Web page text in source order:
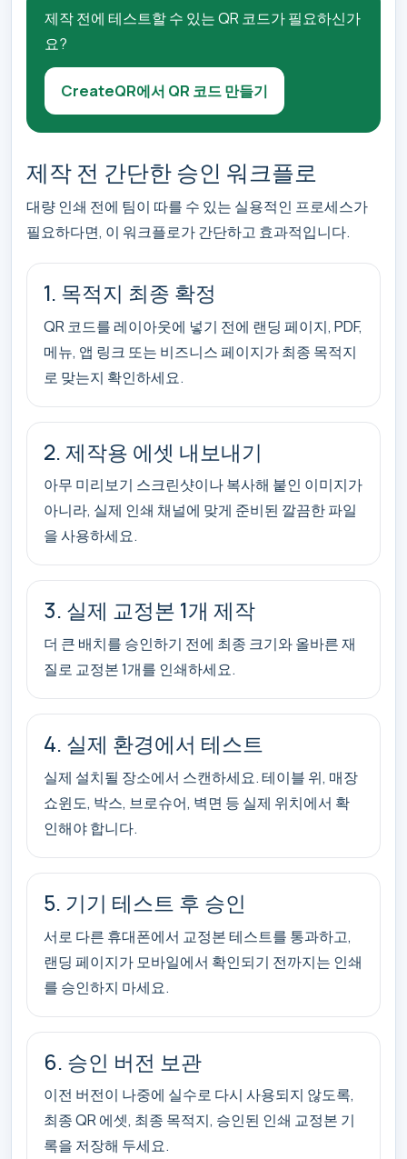
제작 전에 테스트할 수 있는 QR 코드가 필요하신가
요?
CreateQR에서 QR 코드 만들기
제작 전 간단한 승인 워크플로
대량 인쇄 전에 팀이 따를 수 있는 실용적인 프로세스가
필요하다면, 이 워크플로가 간단하고 효과적입니다.
1. 목적지 최종 확정
QR 코드를 레이아웃에 넣기 전에 랜딩 페이지, PDF,
메뉴, 앱 링크 또는 비즈니스 페이지가 최종 목적지
로 맞는지 확인하세요.
2. 제작용 에셋 내보내기
아무 미리보기 스크린샷이나 복사해 붙인 이미지가
아니라, 실제 인쇄 채널에 맞게 준비된 깔끔한 파일
을 사용하세요.
3. 실제 교정본 1개 제작
더 큰 배치를 승인하기 전에 최종 크기와 올바른 재
질로 교정본 1개를 인쇄하세요.
4. 실제 환경에서 테스트
실제 설치될 장소에서 스캔하세요. 테이블 위, 매장
쇼윈도, 박스, 브로슈어, 벽면 등 실제 위치에서 확
인해야 합니다.
5. 기기 테스트 후 승인
서로 다른 휴대폰에서 교정본 테스트를 통과하고,
랜딩 페이지가 모바일에서 확인되기 전까지는 인쇄
를 승인하지 마세요.
6. 승인 버전 보관
이전 버전이 나중에 실수로 다시 사용되지 않도록,
최종 QR 에셋, 최종 목적지, 승인된 인쇄 교정본 기
록을 저장해 두세요.